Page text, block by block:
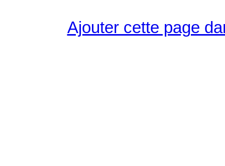
Ajouter cette page